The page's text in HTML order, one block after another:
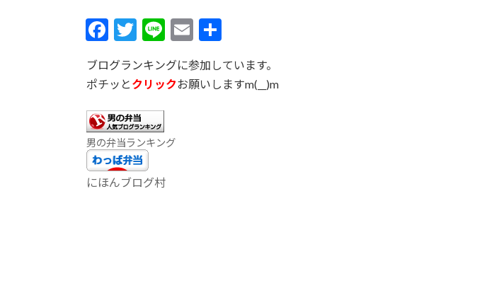
F
ac
e
b
o
o
k
T
itt
er
Li
n
e
E
ai
l
ブログランキングに参加しています。
ポチッと クリックお願いしますm(__)m
男の弁当ランキング
にほんブログ村